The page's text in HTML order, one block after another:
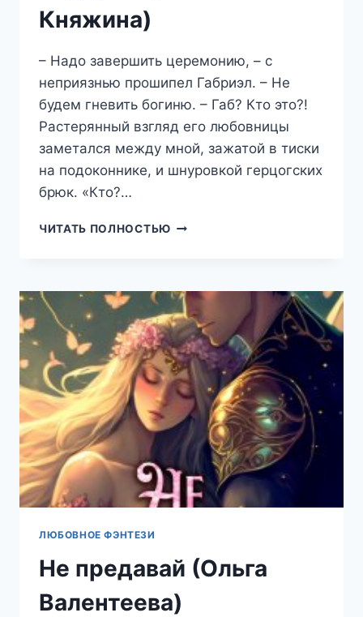
Княжина)
– Надо завершить церемонию, – с
неприязнью прошипел Габриэл. – Не
будем гневить богиню. – Габ? Кто это?!
Растерянный взгляд его любовницы
заметался между мной, зажатой в тиски
на подоконнике, и шнуровкой герцогских
брюк. «Кто?…
ЧИТАТЬ ПОЛНОСТЬЮ МОЙ
НЕ
ПОДАРОК!
(ЕЛЕНА
КНЯЖИНА)
ЛЮБОВНОЕ ФЭНТЕЗИ
Не предавай (Ольга
Валентеева)